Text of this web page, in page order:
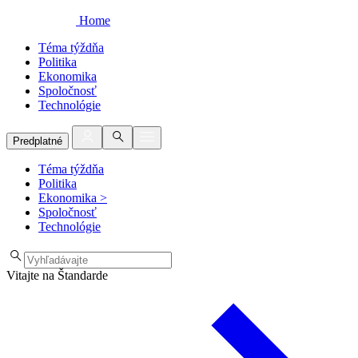
Home
Téma týždňa
Politika
Ekonomika
Spoločnosť
Technológie
Predplatné
Téma týždňa
Politika
Ekonomika >
Spoločnosť
Technológie
Vitajte na Štandarde